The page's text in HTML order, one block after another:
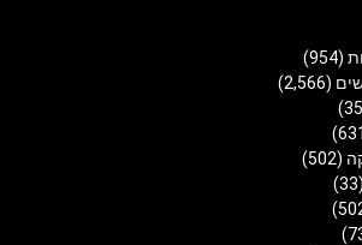
(954)
(2,566)
(502)
(33)